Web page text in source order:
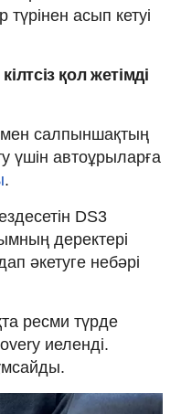
асып кетуі
қол жетімді
мен салпыншақтың
үшін автоұрыларға
.
DS3
деректері
әкетуге небәрі
ресми түрде
иеленді.